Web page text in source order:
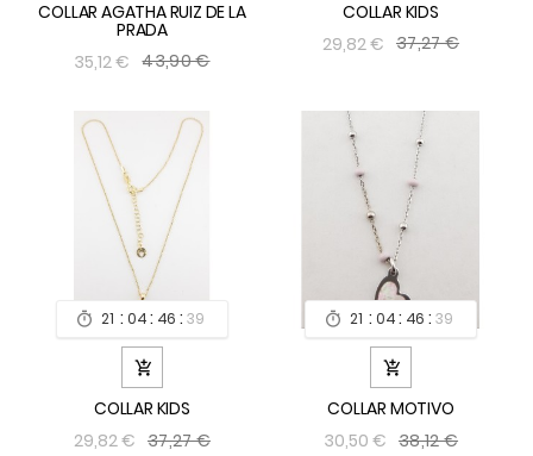
COLLAR AGATHA RUIZ DE LA
PRADA
35,12 € 43,90 €
COLLAR KIDS
29,82 € 37,27 €
 21 : 04: 46 : 39

COLLAR KIDS
29,82 € 37,27 €
 21 : 04: 46 : 39

COLLAR MOTIVO
30,50 € 38,12 €